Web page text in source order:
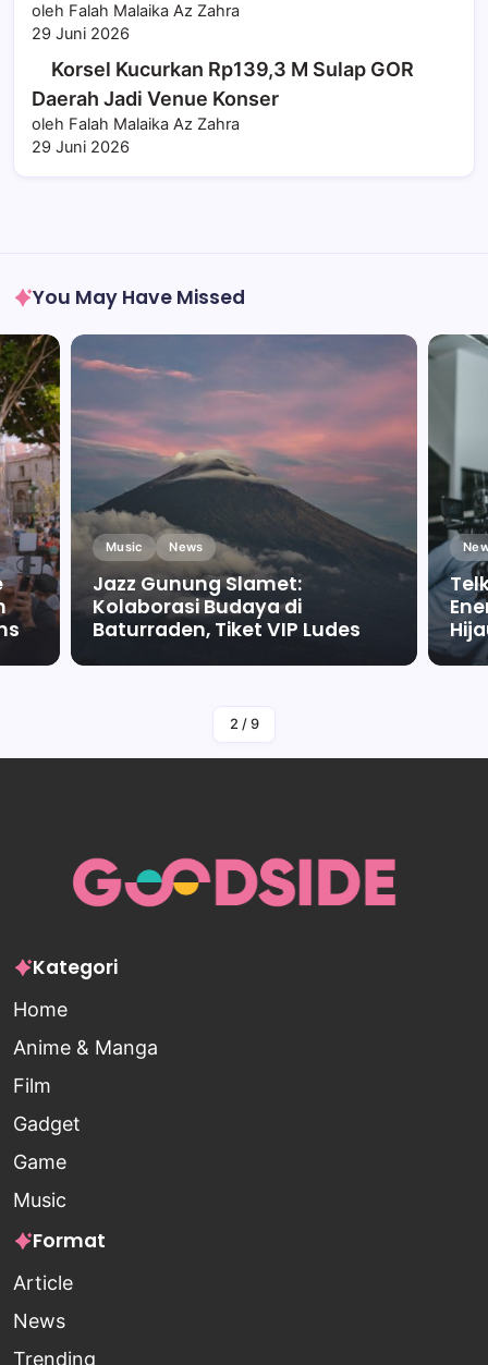
oleh Falah Malaika Az Zahra
29 Juni 2026
Korsel Kucurkan Rp139,3 M Sulap GOR
Daerah Jadi Venue Konser
oleh Falah Malaika Az Zahra
29 Juni 2026
You May Have Missed
Music News
Jazz Gunung Slamet:
Kolaborasi Budaya di
Baturraden, Tiket VIP Ludes
By Falah Malaika Az Zahra
2 / 9
Kategori
Home
Anime & Manga
Film
Gadget
Game
Music
Format
Article
News
Trending